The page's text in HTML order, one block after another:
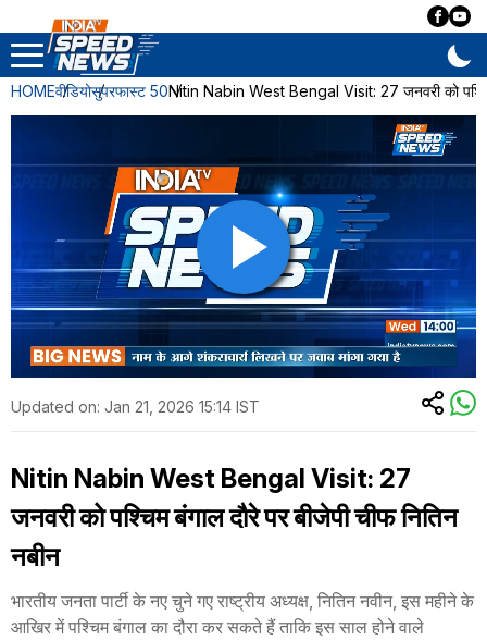
HOMEवीडियोसुपरफास्ट 50Nitin Nabin West Bengal Visit: 27 जनवरी को पश्चिम
Updated on: Jan 21, 2026 15:14 IST
Nitin Nabin West Bengal Visit: 27
जनवरी को पश्चिम बंगाल दौरे पर बीजेपी चीफ नितिन
नबीन
भारतीय जनता पार्टी के नए चुने गए राष्ट्रीय अध्यक्ष, नितिन नवीन, इस महीने के
आखिर में पश्चिम बंगाल का दौरा कर सकते हैं ताकि इस साल होने वाले